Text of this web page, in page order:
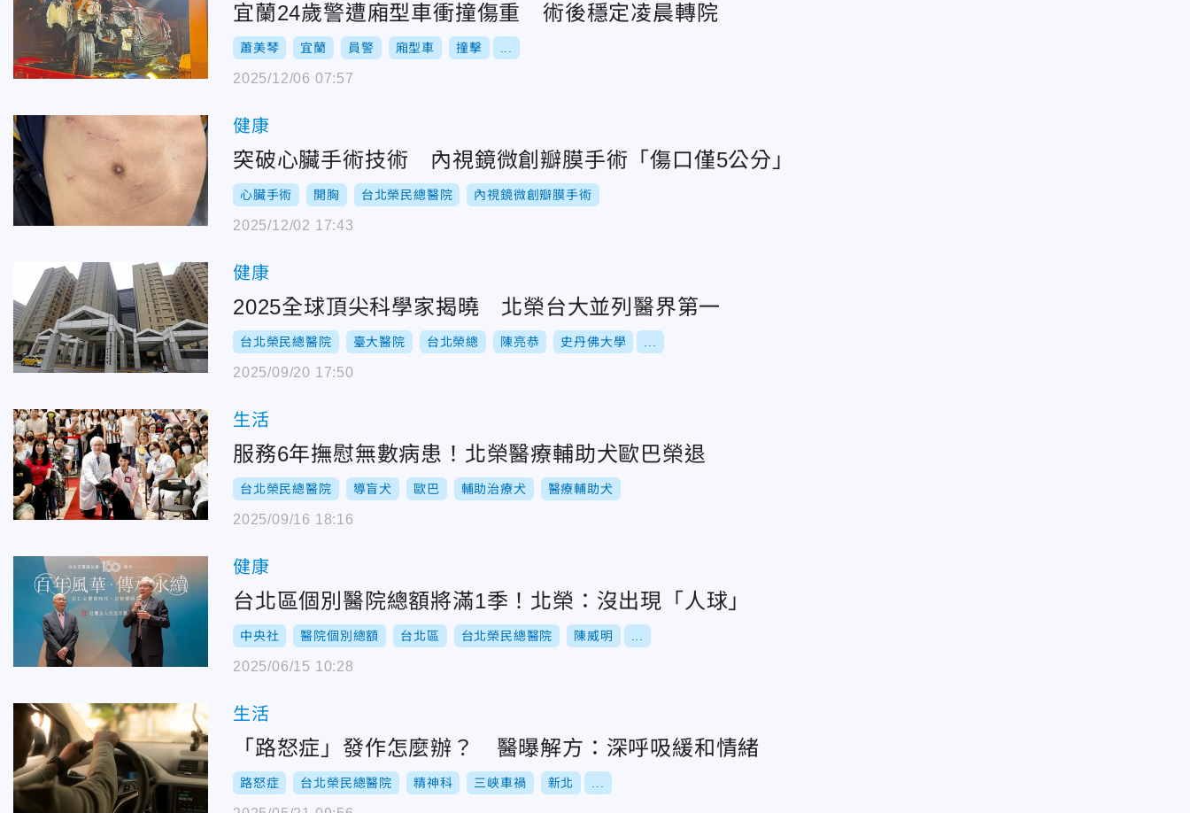
宜蘭24歲警遭廂型車衝撞傷重 術後穩定凌晨轉院
蕭美琴 宜蘭 員警 廂型車 撞擊
2025/12/06 07:57
健康
突破心臟手術技術 內視鏡微創瓣膜手術「傷口僅5公分」
心臟手術 開胸 台北榮民總醫院 內視鏡微創瓣膜手術
2025/12/02 17:43
健康
2025全球頂尖科學家揭曉 北榮台大並列醫界第一
台北榮民總醫院 臺大醫院 台北榮總 陳亮恭 史丹佛大學
2025/09/20 17:50
生活
服務6年撫慰無數病患！北榮醫療輔助犬歐巴榮退
台北榮民總醫院 導盲犬 歐巴 輔助治療犬 醫療輔助犬
2025/09/16 18:16
健康
台北區個別醫院總額將滿1季！北榮：沒出現「人球」
中央社 醫院個別總額 台北區 台北榮民總醫院 陳威明
2025/06/15 10:28
生活
「路怒症」發作怎麼辦？ 醫曝解方：深呼吸緩和情緒
路怒症 台北榮民總醫院 精神科 三峽車禍 新北